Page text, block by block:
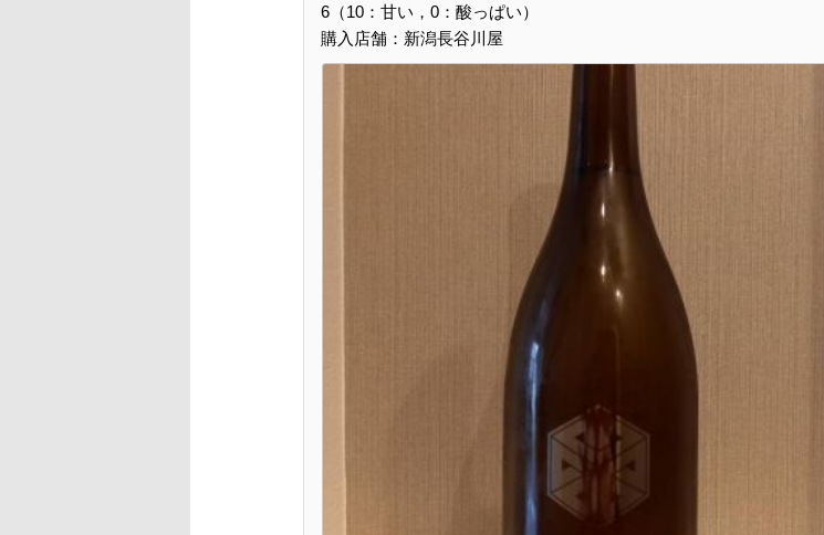
6（10：甘い，0：酸っぱい）
購入店舗：新潟長谷川屋